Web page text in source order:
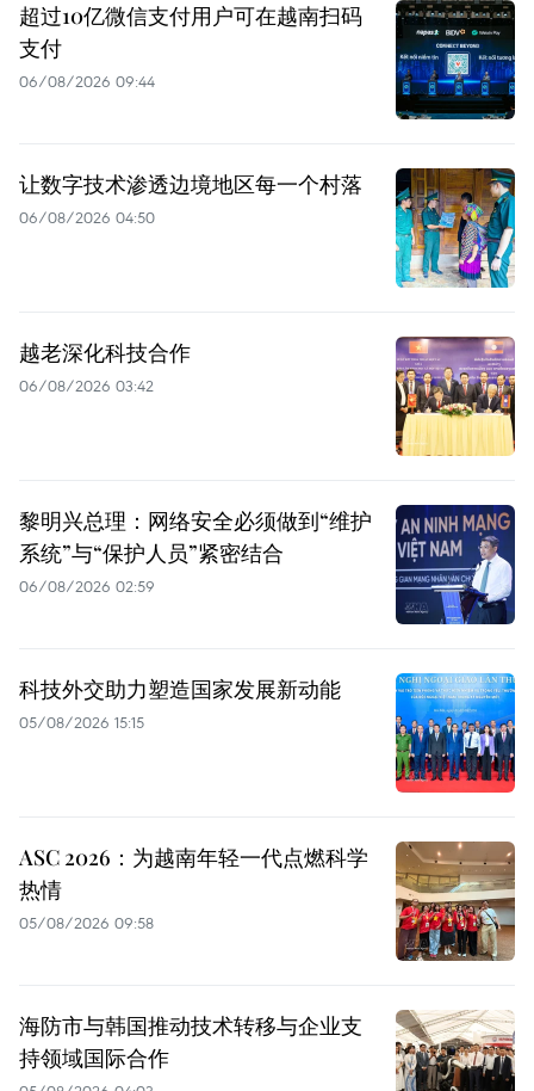
超过10亿微信支付用户可在越南扫码
支付
06/08/2026 09:44
让数字技术渗透边境地区每一个村落
06/08/2026 04:50
越老深化科技合作
06/08/2026 03:42
黎明兴总理：网络安全必须做到“维护
系统”与“保护人员”紧密结合
06/08/2026 02:59
科技外交助力塑造国家发展新动能
05/08/2026 15:15
ASC 2026：为越南年轻一代点燃科学
热情
05/08/2026 09:58
海防市与韩国推动技术转移与企业支
持领域国际合作